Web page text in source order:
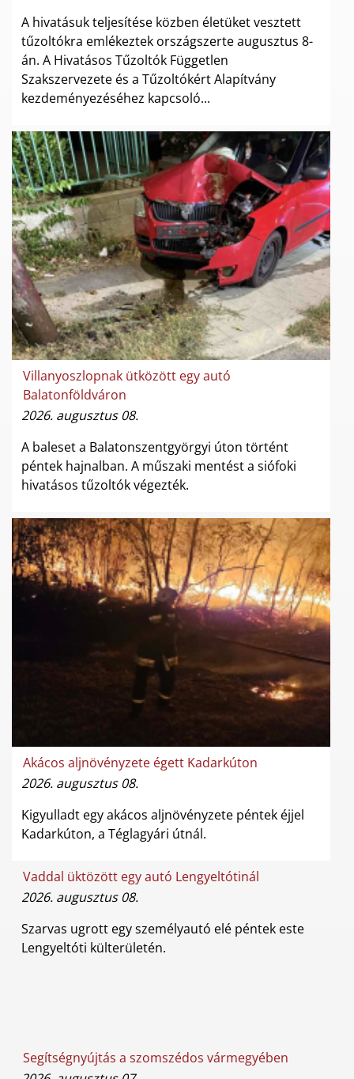
A hivatásuk teljesítése közben életüket vesztett
tűzoltókra emlékeztek országszerte augusztus 8-
án. A Hivatásos Tűzoltók Független
Szakszervezete és a Tűzoltókért Alapítvány
kezdeményezéséhez kapcsoló...
Villanyoszlopnak ütközött egy autó
Balatonföldváron
2026. augusztus 08.
A baleset a Balatonszentgyörgyi úton történt
péntek hajnalban. A műszaki mentést a siófoki
hivatásos tűzoltók végezték.
Akácos aljnövényzete égett Kadarkúton
2026. augusztus 08.
Kigyulladt egy akácos aljnövényzete péntek éjjel
Kadarkúton, a Téglagyári útnál.
Vaddal üktözött egy autó Lengyeltótinál
2026. augusztus 08.
Szarvas ugrott egy személyautó elé péntek este
Lengyeltóti külterületén.
Segítségnyújtás a szomszédos vármegyében